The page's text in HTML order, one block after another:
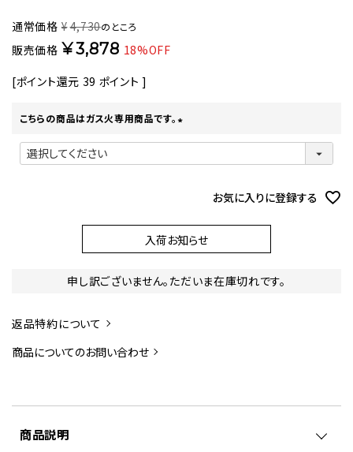
通常価格 ¥4,730のところ
販売価格 ¥3,878 18%OFF
[ポイント還元 39 ポイント ]
こちらの商品はガス火専用商品です。
(
お気に入りに登録する
入荷お知らせ
申し訳ございません。ただいま在庫切れです。
返品特約について
商品についてのお問い合わせ
商品説明